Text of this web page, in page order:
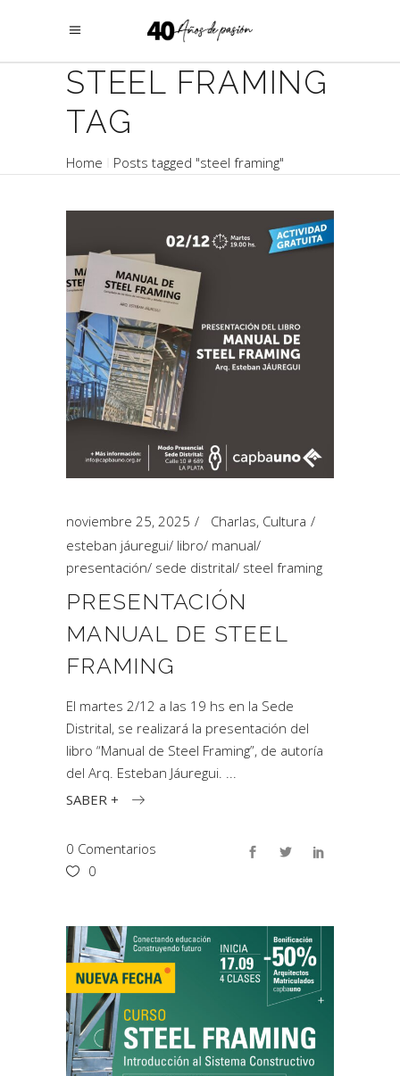
STEEL FRAMING
TAG
Home Posts tagged "steel framing"
noviembre 25, 2025 Charlas, Cultura
esteban jáuregui/ libro/ manual/
presentación/ sede distrital/ steel framing
PRESENTACIÓN
MANUAL DE STEEL
FRAMING
El martes 2/12 a las 19 hs en la Sede
Distrital, se realizará la presentación del
libro “Manual de Steel Framing”, de autoría
del Arq. Esteban Jáuregui.
SABER +
0 Comentarios
0